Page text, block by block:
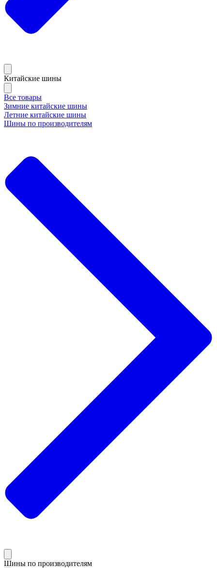
Китайские шины
Все товары
Зимние китайские шины
Летние китайские шины
Шины по производителям
Шины по производителям